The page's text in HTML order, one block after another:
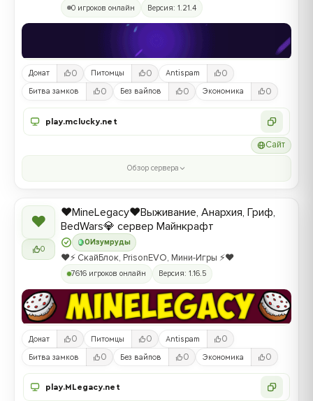
0 игроков онлайн Версия: 1.21.4
Донат 0 Питомцы 0 Antispam 0
Битва замков 0 Без вайпов 0 Экономика 0
play.mclucky.net
Сайт
Обзор сервера
❤
0
0 Изумруды
❤️MineLegacy❤️Выживание, Анархия, Гриф,
BedWars💎 сервер Майнкрафт
❤️⚡️ СкайБлок, PrisonEVO, Мини-Игры ⚡️❤️
7616 игроков онлайн Версия: 1.16.5
Донат 0 Питомцы 0 Antispam 0
Битва замков 0 Без вайпов 0 Экономика 0
play.MLegacy.net